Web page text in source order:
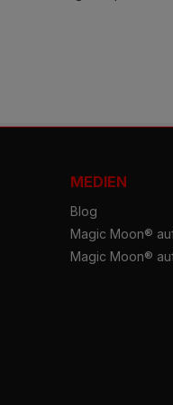
MEDIEN
Blog
Magic Moon®
Magic Moon®